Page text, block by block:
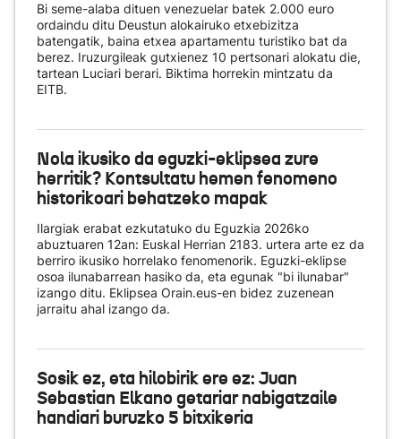
Bi seme-alaba dituen venezuelar batek 2.000 euro
ordaindu ditu Deustun alokairuko etxebizitza
batengatik, baina etxea apartamentu turistiko bat da
berez. Iruzurgileak gutxienez 10 pertsonari alokatu die,
tartean Luciari berari. Biktima horrekin mintzatu da
EITB.
Nola ikusiko da eguzki-eklipsea zure
herritik? Kontsultatu hemen fenomeno
historikoari behatzeko mapak
Ilargiak erabat ezkutatuko du Eguzkia 2026ko
abuztuaren 12an: Euskal Herrian 2183. urtera arte ez da
berriro ikusiko horrelako fenomenorik. Eguzki-eklipse
osoa ilunabarrean hasiko da, eta egunak "bi ilunabar"
izango ditu. Eklipsea Orain.eus-en bidez zuzenean
jarraitu ahal izango da.
Sosik ez, eta hilobirik ere ez: Juan
Sebastian Elkano getariar nabigatzaile
handiari buruzko 5 bitxikeria